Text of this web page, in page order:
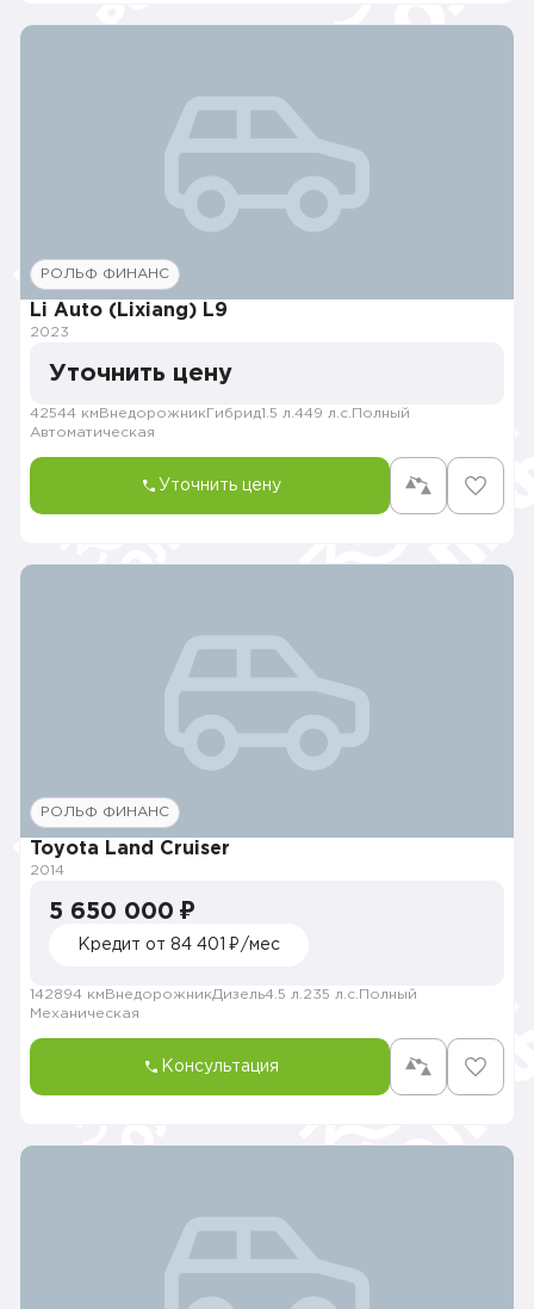
РОЛЬФ ФИНАНС
Li Auto (Lixiang) L9
2023
Уточнить цену
42544 км Внедорожник Гибрид1.5 л. 449 л.с. Полный
Автоматическая
Уточнить цену
РОЛЬФ ФИНАНС
Toyota Land Cruiser
2014
5 650 000 ₽
Кредит от 84 401 ₽/мес
142894 км ВнедорожникДизель4.5 л. 235 л.с. Полный
Механическая
Консультация